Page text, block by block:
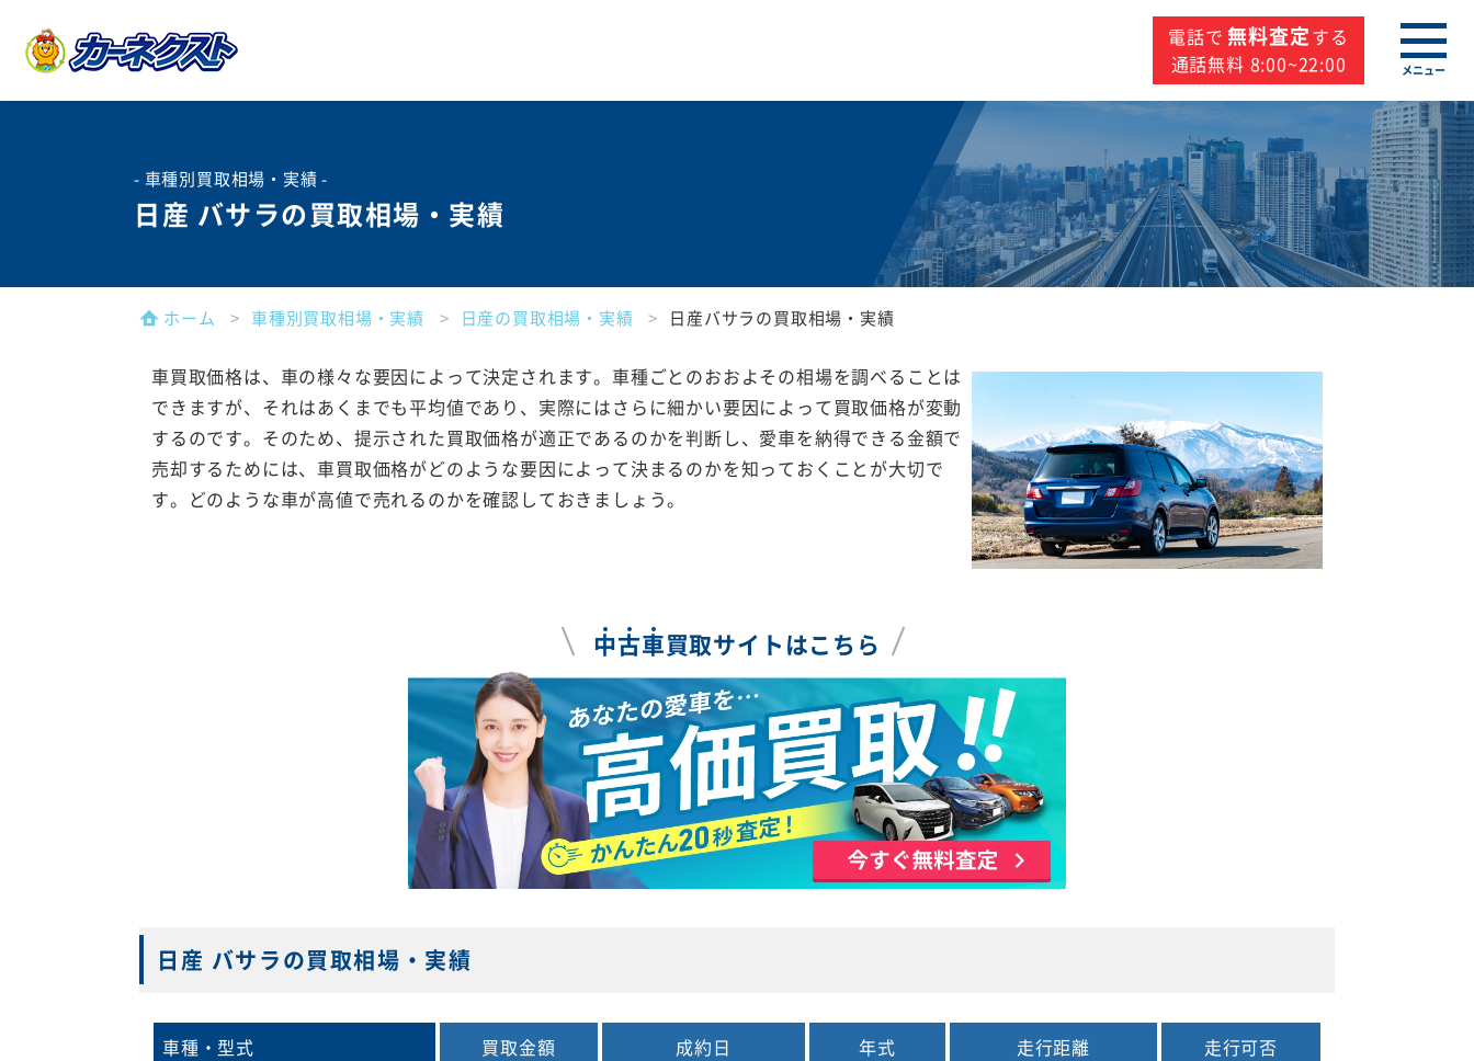
電話で 無料査定する
通話無料 8:00~22:00
メニュー
- 車種別買取相場・実績 -
日産 バサラの買取相場・実績
ホーム 車種別買取相場・実績 日産の買取相場・実績 日産バサラの買取相場・実績
車買取価格は、車の様々な要因によって決定されます。車種ごとのおおよその相場を調べることは
できますが、それはあくまでも平均値であり、実際にはさらに細かい要因によって買取価格が変動
するのです。そのため、提示された買取価格が適正であるのかを判断し、愛車を納得できる金額で
売却するためには、車買取価格がどのような要因によって決まるのかを知っておくことが大切で
す。どのような車が高値で売れるのかを確認しておきましょう。
中古車買取サイトはこちら
日産 バサラの買取相場・実績
車種・型式 買取金額 成約日 年式 走行距離
走行可否